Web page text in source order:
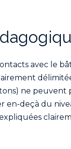
avec le
ne peuvent
en-deçà du